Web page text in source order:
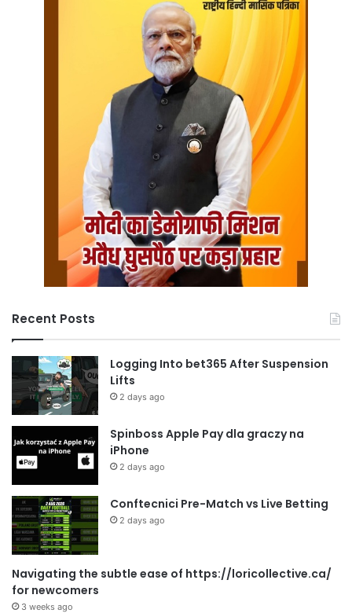
Recent Posts
Logging Into bet365 After Suspension
Lifts
2 days ago
Spinboss Apple Pay dla graczy na
iPhone
2 days ago
Conftecnici Pre-Match vs Live Betting
2 days ago
Navigating the subtle ease of https://loricollective.ca/
for newcomers
3 weeks ago